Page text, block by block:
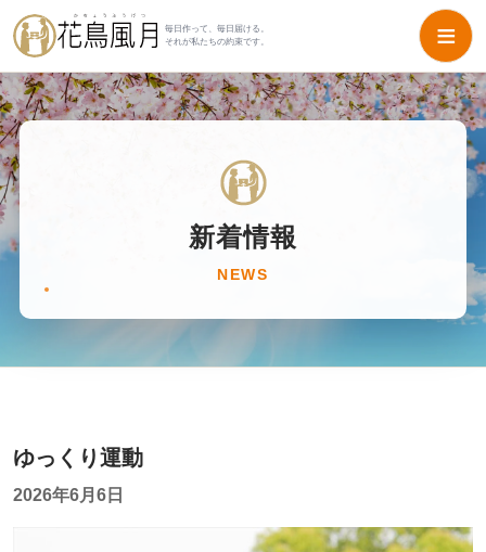
毎日作って、毎日届ける。
それが私たちの約束です。
≡
新着情報
NEWS
ゆっくり運動
2026年6月6日